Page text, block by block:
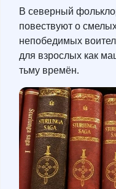
В северный
повествуют о
непобедимых
для взрослых как
тьму времён.